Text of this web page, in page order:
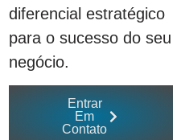
diferencial estratégico
para o sucesso do seu
negócio.
Entrar
Em
Contato